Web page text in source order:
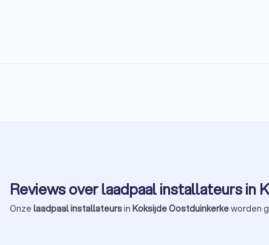
Reviews over laadpaal installateurs in
Onze laadpaal installateursin Koksijde Oostduinkerkeworden